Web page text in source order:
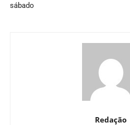
sábado
Redação